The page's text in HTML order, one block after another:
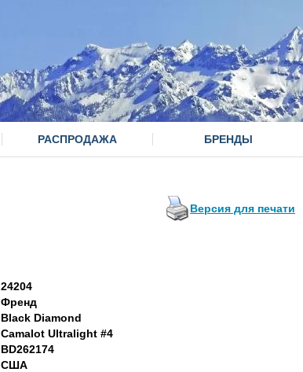
РАСПРОДАЖА БРЕНДЫ
Версия для печати
24204
Френд
Black Diamond
Camalot Ultralight #4
BD262174
США